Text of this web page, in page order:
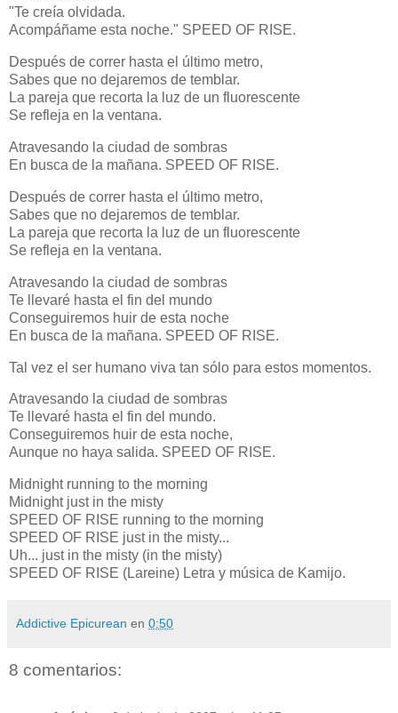
"Te creía olvidada.
Acompáñame esta noche." SPEED OF RISE.
Después de correr hasta el último metro,
Sabes que no dejaremos de temblar.
La pareja que recorta la luz de un fluorescente
Se refleja en la ventana.
Atravesando la ciudad de sombras
En busca de la mañana. SPEED OF RISE.
Después de correr hasta el último metro,
Sabes que no dejaremos de temblar.
La pareja que recorta la luz de un fluorescente
Se refleja en la ventana.
Atravesando la ciudad de sombras
Te llevaré hasta el fin del mundo
Conseguiremos huir de esta noche
En busca de la mañana. SPEED OF RISE.
Tal vez el ser humano viva tan sólo para estos momentos.
Atravesando la ciudad de sombras
Te llevaré hasta el fin del mundo.
Conseguiremos huir de esta noche,
Aunque no haya salida. SPEED OF RISE.
Midnight running to the morning
Midnight just in the misty
SPEED OF RISE running to the morning
SPEED OF RISE just in the misty...
Uh... just in the misty (in the misty)
SPEED OF RISE (Lareine) Letra y música de Kamijo.
Addictive Epicurean en 0:50
8 comentarios: